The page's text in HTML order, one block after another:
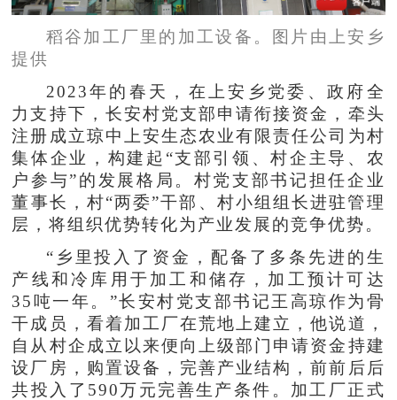
稻谷加工厂里的加工设备。图片由上安乡
提供
2023年的春天，在上安乡党委、政府全
力支持下，长安村党支部申请衔接资金，牵头
注册成立琼中上安生态农业有限责任公司为村
集体企业，构建起“支部引领、村企主导、农
户参与”的发展格局。村党支部书记担任企业
董事长，村“两委”干部、村小组组长进驻管理
层，将组织优势转化为产业发展的竞争优势。
“乡里投入了资金，配备了多条先进的生
产线和冷库用于加工和储存，加工预计可达
35吨一年。”长安村党支部书记王高琼作为骨
干成员，看着加工厂在荒地上建立，他说道，
自从村企成立以来便向上级部门申请资金持建
设厂房，购置设备，完善产业结构，前前后后
共投入了590万元完善生产条件。加工厂正式